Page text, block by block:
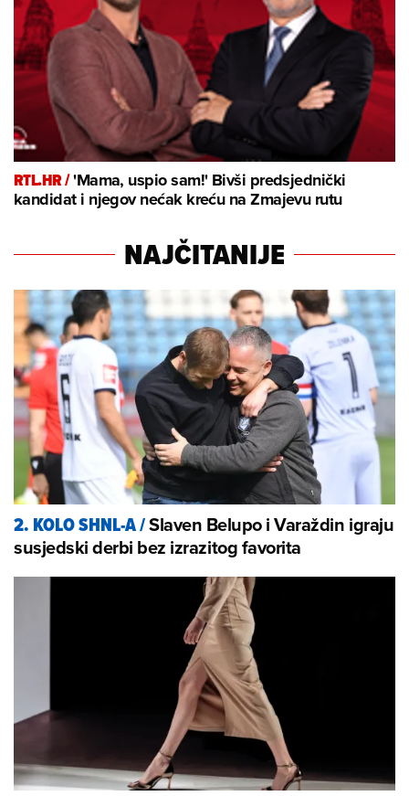
RTL.HR /'Mama, uspio sam!' Bivši predsjednički
kandidat i njegov nećak kreću na Zmajevu rutu
NAJČITANIJE
2. KOLO SHNL-A/Slaven Belupo i Varaždin igraju
susjedski derbi bez izrazitog favorita